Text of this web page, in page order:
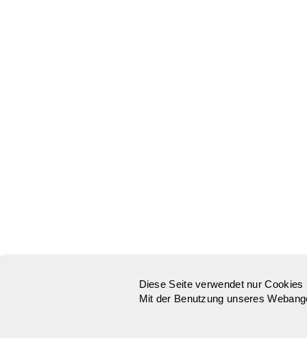
Diese Seite verwendet nur
Mit der Benutzung unseres